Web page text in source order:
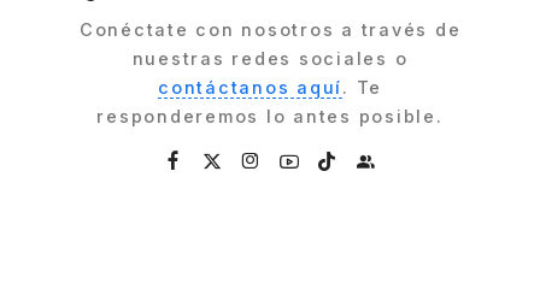
Conéctate con nosotros a través de
nuestras redes sociales o
contáctanos aquí. Te
responderemos lo antes posible.